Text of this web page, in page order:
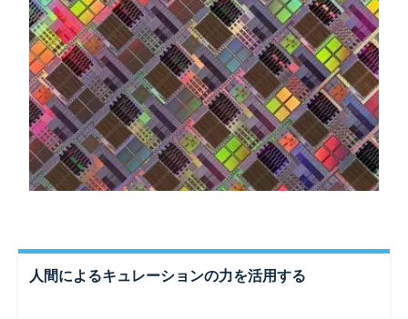
人間によるキュレーションの力を活用する